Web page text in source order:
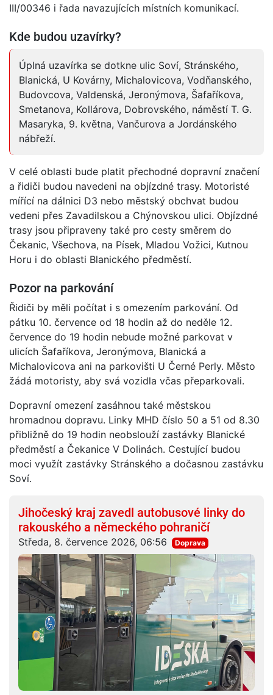
III/00346 i řada navazujících místních komunikací.
Kde budou uzavírky?
Úplná uzavírka se dotkne ulic Soví, Stránského,
Blanická, U Kovárny, Michalovicova, Vodňanského,
Budovcova, Valdenská, Jeronýmova, Šafaříkova,
Smetanova, Kollárova, Dobrovského, náměstí T. G.
Masaryka, 9. května, Vančurova a Jordánského
nábřeží.
V celé oblasti bude platit přechodné dopravní značení
a řidiči budou navedeni na objízdné trasy. Motoristé
mířící na dálnici D3 nebo městský obchvat budou
vedeni přes Zavadilskou a Chýnovskou ulici. Objízdné
trasy jsou připraveny také pro cesty směrem do
Čekanic, Všechova, na Písek, Mladou Vožici, Kutnou
Horu i do oblasti Blanického předměstí.
Pozor na parkování
Řidiči by měli počítat i s omezením parkování. Od
pátku 10. července od 18 hodin až do neděle 12.
července do 19 hodin nebude možné parkovat v
ulicích Šafaříkova, Jeronýmova, Blanická a
Michalovicova ani na parkovišti U Černé Perly. Město
žádá motoristy, aby svá vozidla včas přeparkovali.
Dopravní omezení zasáhnou také městskou
hromadnou dopravu. Linky MHD číslo 50 a 51 od 8.30
přibližně do 19 hodin neobslouží zastávky Blanické
předměstí a Čekanice V Dolinách. Cestující budou
moci využít zastávky Stránského a dočasnou zastávku
Soví.
Jihočeský kraj zavedl autobusové linky do
rakouského a německého pohraničí
Středa, 8. července 2026, 06:56 Doprava